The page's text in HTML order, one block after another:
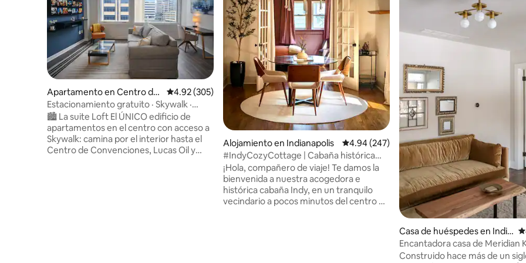
Apartamento en Centro de
Indianápolis
Calificación promedio: 4.92 de 5, 305 reseñas
4.92 (305)
Estacionamiento gratuito · Skywalk ·
Departamento de 1 dormitorio a poca
distancia del centro
🏙️ La suite Loft El ÚNICO edificio de
apartamentos en el centro con acceso a
Skywalk: camina por el interior hasta el
Centro de Convenciones, Lucas Oil y
Alojamiento en Indianapolis Calificación promedio: 4.94 de 5, 247 reseñas
4.94 (247)
#IndyCozyCottage | Cabaña histórica
cerca del centro de la ciudad
¡Hola, compañero de viaje! Te damos la
bienvenida a nuestra acogedora e
histórica cabaña Indy, en un tranquilo
vecindario a pocos minutos del centro de
Casa de huéspedes en India
napolis
Encantadora casa de Meridian
Construido hace más de un